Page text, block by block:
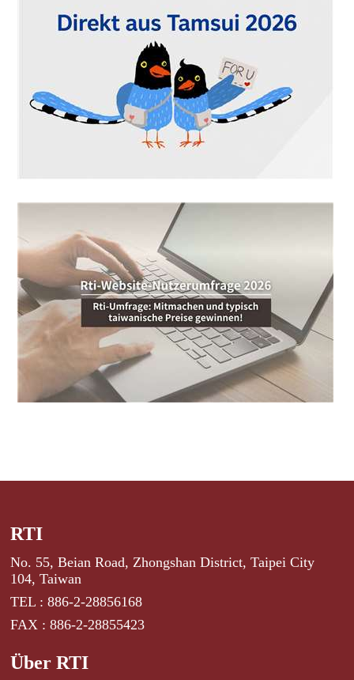
RTI
No. 55, Beian Road, Zhongshan District, Taipei City
104, Taiwan
TEL : 886-2-28856168
FAX : 886-2-28855423
Über RTI